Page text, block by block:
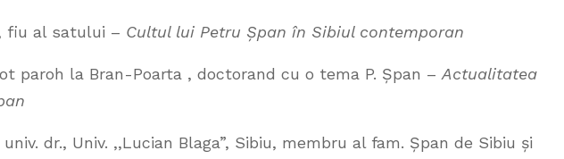
fiu al satului – Cultul lui Petru Șpan în Sibiul contemporan
paroh la Bran-Poarta , doctorand cu o tema P. Șpan – Actualitatea
dr., Univ. ,,Lucian Blaga”, Sibiu, membru al fam. Șpan de Sibiu și